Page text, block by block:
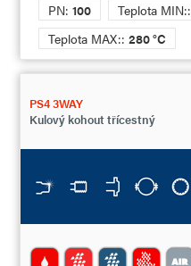
PN:100 Teplota
Teplota MAX::280 °C
PS4 3WAY
Kulový kohout třícestný